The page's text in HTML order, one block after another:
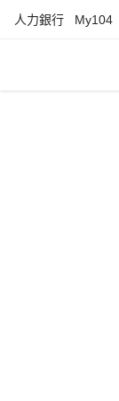
人力銀行 My104